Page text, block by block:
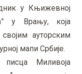
у Књижевној
у Врању, која
ауторским
мапи Србије.
Миливоја